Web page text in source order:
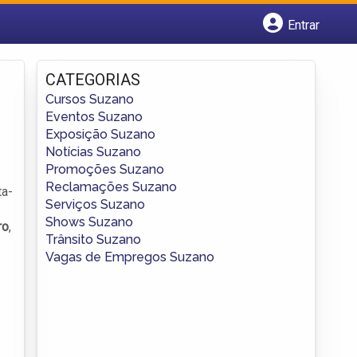
Entrar
Fazer login
Criar conta
,
CATEGORIAS
Cursos Suzano
Eventos Suzano
Exposição Suzano
Notícias Suzano
Promoções Suzano
Reclamações Suzano
Serviços Suzano
Shows Suzano
Trânsito Suzano
Vagas de Empregos Suzano